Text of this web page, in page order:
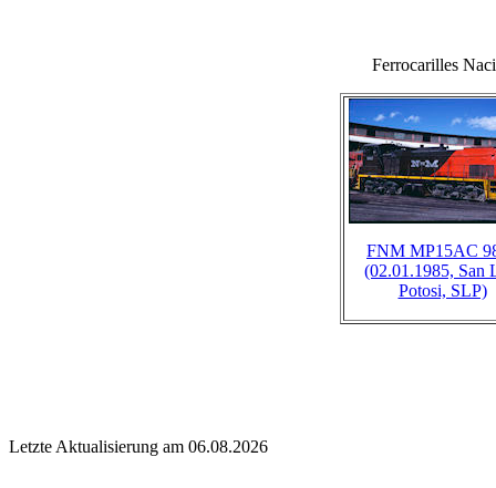
Ferrocarilles
FNM MP15AC
(02.01.1985, San
Potosi, SLP)
Letzte Aktualisierung am 06.08.2026